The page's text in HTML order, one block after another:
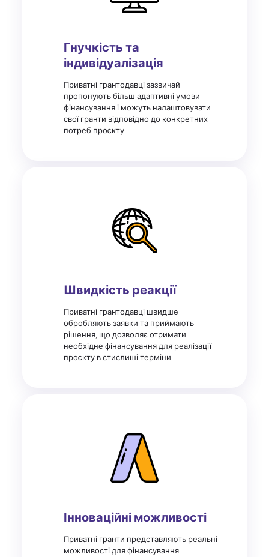
Гнучкість та
індивідуалізація
Приватні грантодавці зазвичай
пропонують більш адаптивні умови
фінансування і можуть налаштовувати
свої гранти відповідно до конкретних
потреб проєкту.
Швидкість реакції
Приватні грантодавці швидше
обробляють заявки та приймають
рішення, що дозволяє отримати
необхідне фінансування для реалізації
проєкту в стислиші терміни.
Інноваційні можливості
Приватні гранти представляють реальні
можливості для фінансування